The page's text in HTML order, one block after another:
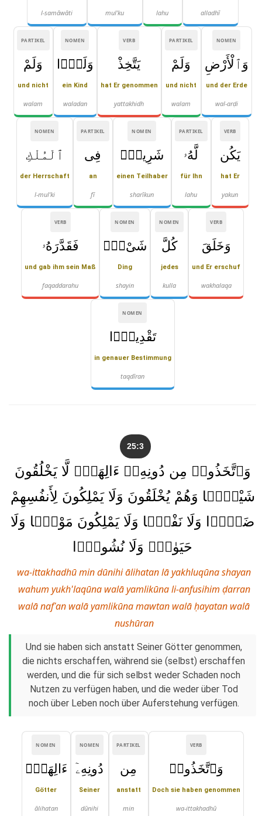
alladhī
lahu
mul'ku
l-samāwāti
NOMEN
وَٱلْأَرْضِ
und der Erde
wal-arḍi
PARTIKEL
وَلَمْ
und nicht
walam
VERB
يَتَّخِذْ
hat Er genommen
yattakhidh
NOMEN
وَلَدًۭا
ein Kind
waladan
PARTIKEL
وَلَمْ
und nicht
walam
VERB
يَكُن
hat Er
yakun
PARTIKEL
لَّهُۥ
für Ihn
lahu
NOMEN
شَرِيكٌۭ
einen Teilhaber
sharīkun
PARTIKEL
فِى
an
fī
NOMEN
ٱلْمُلْكِ
der Herrschaft
l-mul'ki
VERB
وَخَلَقَ
und Er erschuf
wakhalaqa
NOMEN
كُلَّ
jedes
kulla
NOMEN
شَىْءٍۢ
Ding
shayin
VERB
فَقَدَّرَهُۥ
und gab ihm sein Maß
faqaddarahu
NOMEN
تَقْدِيرًۭا
in genauer Bestimmung
taqdīran
25:3
وَٱتَّخَذُوا۟ مِن دُونِهِۦٓ ءَالِهَةًۭ لَّا يَخْلُقُونَ
شَيْـًۭٔا وَهُمْ يُخْلَقُونَ وَلَا يَمْلِكُونَ لِأَنفُسِهِمْ
ضَرًّۭا وَلَا نَفْعًۭا وَلَا يَمْلِكُونَ مَوْتًۭا وَلَا
حَيَوٰةًۭ وَلَا نُشُورًۭا
wa-ittakhadhū min dūnihi ālihatan lā yakhluqūna shayan
wahum yukh'laqūna walā yamlikūna li-anfusihim ḍarran
walā nafʿan walā yamlikūna mawtan walā ḥayatan walā
nushūran
Und sie haben sich anstatt Seiner Götter genommen,
die nichts erschaffen, während sie (selbst) erschaffen
werden, und die für sich selbst weder Schaden noch
Nutzen zu verfügen haben, und die weder über Tod
noch über Leben noch über Auferstehung verfügen.
VERB
وَٱتَّخَذُوا۟
Doch sie haben genommen
wa-ittakhadhū
PARTIKEL
مِن
anstatt
min
NOMEN
دُونِهِۦٓ
Seiner
dūnihi
NOMEN
ءَالِهَةًۭ
Götter
ālihatan